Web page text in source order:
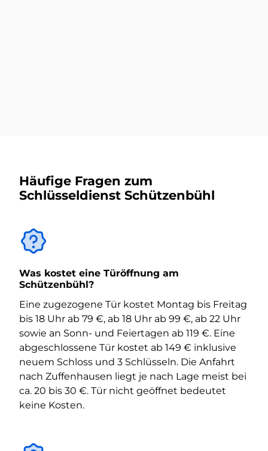
Häufige Fragen zum
Schlüsseldienst Schützenbühl
Was kostet eine Türöffnung am
Schützenbühl?
Eine zugezogene Tür kostet Montag bis Freitag
bis 18 Uhr ab 79 €, ab 18 Uhr ab 99 €, ab 22 Uhr
sowie an Sonn- und Feiertagen ab 119 €. Eine
abgeschlossene Tür kostet ab 149 € inklusive
neuem Schloss und 3 Schlüsseln. Die Anfahrt
nach Zuffenhausen liegt je nach Lage meist bei
ca. 20 bis 30 €. Tür nicht geöffnet bedeutet
keine Kosten.